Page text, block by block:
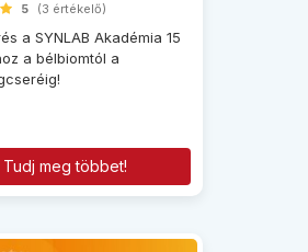
5 (3 értékelő)
a SYNLAB Akadémia 15
a bélbiomtól a
Tudj meg többet!